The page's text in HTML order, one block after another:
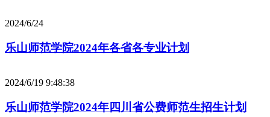
2024/6/24
乐山师范学院2024年各省各专业计划
2024/6/19 9:48:38
乐山师范学院2024年四川省公费师范生招生计划